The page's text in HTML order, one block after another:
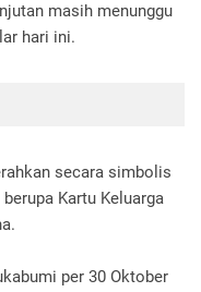
masih menunggu
hari ini.
secara simbolis
Kartu Keluarga
per 30 Oktober